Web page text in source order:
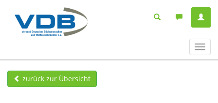
ein-/
zurück zur Übersicht